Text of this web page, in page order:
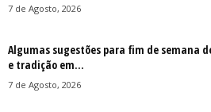
7 de Agosto, 2026
Algumas sugestões para fim de semana
e tradição em...
7 de Agosto, 2026